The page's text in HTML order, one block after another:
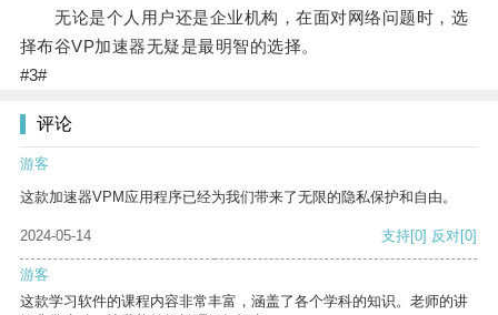
无论是个人用户还是企业机构，在面对网络问题时，选
择布谷VP加速器无疑是最明智的选择。
#3#
评论
游客
这款加速器VPM应用程序已经为我们带来了无限的隐私保护和自由。
2024-05-14 支持[0] 反对[0]
游客
这款学习软件的课程内容非常丰富，涵盖了各个学科的知识。老师的讲